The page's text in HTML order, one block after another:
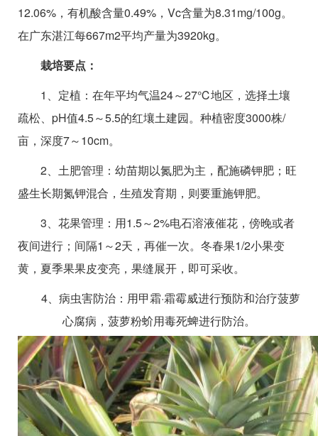
12.06%，有机酸含量0.49%，Vc含量为8.31mg/100g。
在广东湛江每667m2平均产量为3920kg。
栽培要点：
1、定植：在年平均气温24～27℃地区，选择土壤
疏松、pH值4.5～5.5的红壤土建园。种植密度3000株/
亩，深度7～10cm。
2、土肥管理：幼苗期以氮肥为主，配施磷钾肥；旺
盛生长期氮钾混合，生殖发育期，则要重施钾肥。
3、花果管理：用1.5～2%电石溶液催花，傍晚或者
夜间进行；间隔1～2天，再催一次。冬春果1/2小果变
黄，夏季果果皮变亮，果缝展开，即可采收。
4、病虫害防治：用甲霜·霜霉威进行预防和治疗菠萝
心腐病，菠萝粉蚧用毒死蜱进行防治。